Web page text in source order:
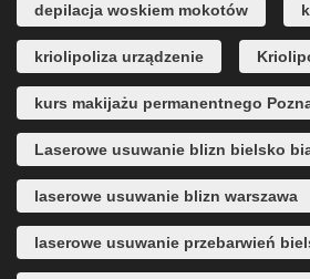
depilacja woskiem mokotów
kriolipoliza urządzenie
kurs makijażu permanentnego
Laserowe usuwanie blizn bielsko
laserowe usuwanie blizn warszawa
laserowe usuwanie przebarwień